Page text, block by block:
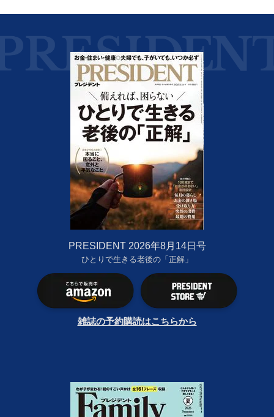
PRESIDENT 2026年8月14日号
ひとりで生きる老後の「正解」
雑誌の予約購読はこちらから